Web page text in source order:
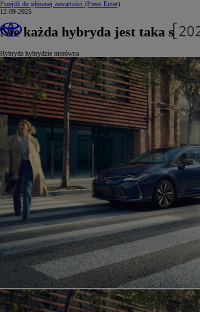
Przejdź do głównej zawartości (Press Enter)
12-09-2025
Nie każda hybryda jest taka sama
Hybryda hybrydzie nierówna